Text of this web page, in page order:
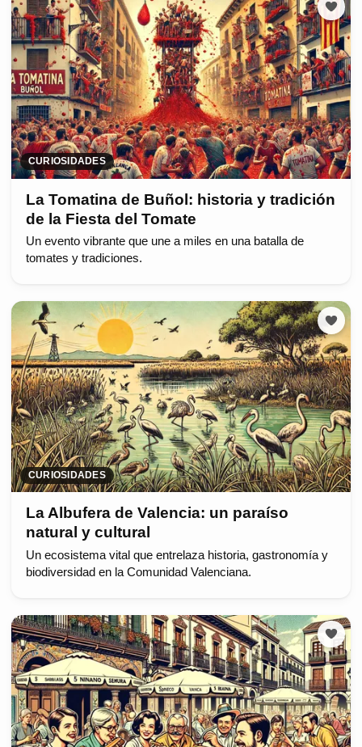
CURIOSIDADES
La Tomatina de Buñol: historia y tradición
de la Fiesta del Tomate
Un evento vibrante que une a miles en una batalla de
tomates y tradiciones.
CURIOSIDADES
La Albufera de Valencia: un paraíso
natural y cultural
Un ecosistema vital que entrelaza historia, gastronomía y
biodiversidad en la Comunidad Valenciana.